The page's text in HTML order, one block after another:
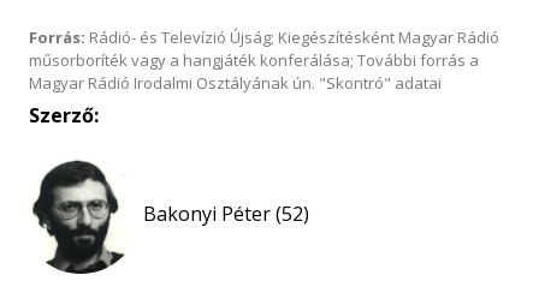
Forrás: Rádió- és Televízió Újság; Kiegészítésként Magyar Rádió
műsorboríték vagy a hangjáték konferálása; További forrás a
Magyar Rádió Irodalmi Osztályának ún. "Skontró" adatai
Szerző:
Bakonyi Péter (52)